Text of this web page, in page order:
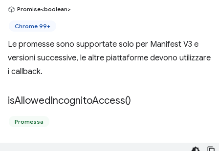
Promise<boolean>
Chrome 99+
Le promesse sono supportate solo per Manifest V3 e
versioni successive, le altre piattaforme devono utilizzare
i callback.
isAllowedIncognitoAccess()
Promessa